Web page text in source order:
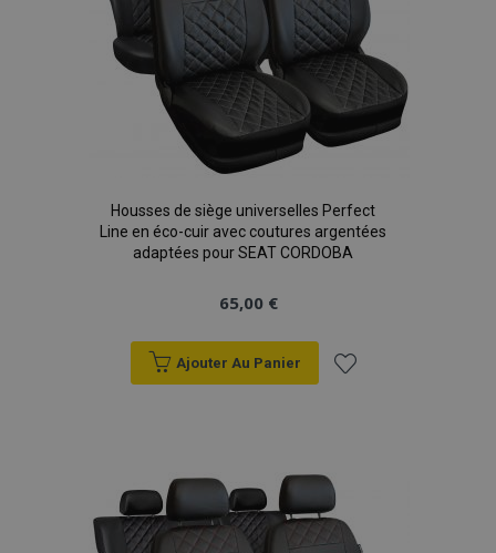
Housses de siège universelles Perfect
Line en éco-cuir avec coutures argentées
adaptées pour SEAT CORDOBA
65,00 €
Ajouter Au Panier
liste
d'achats